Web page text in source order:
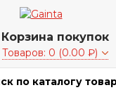
Корзина покупок
Товаров: 0 (0.00 ₽)